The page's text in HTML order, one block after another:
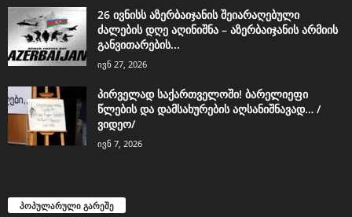
26 ივნისს აზერბაიჯანის შეიარაღებული
ძალების დღე აღინიშნა – აზერბაიჯანის არმიის
განვითარების...
ივნ 27, 2026
პირველად საქართველოში! ბარელიეფი
წლების და დამსახურების აღსანიშნავად… /
ვიდეო/
ივნ 7, 2026
პოპულარული გარეშე